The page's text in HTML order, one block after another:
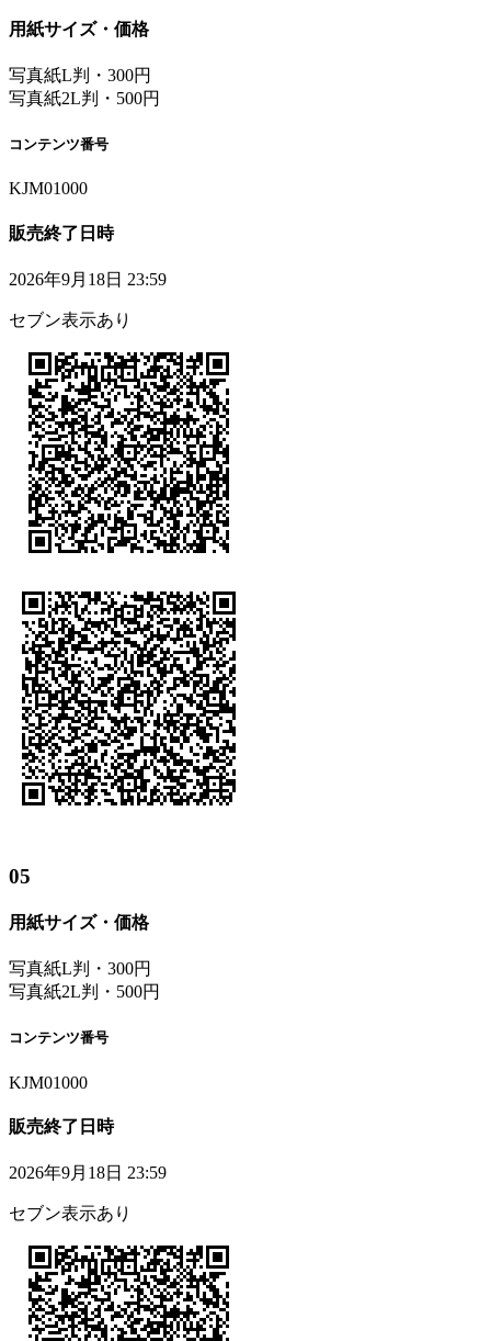
用紙サイズ・価格
写真紙L判・300円
写真紙2L判・500円
コンテンツ番号
KJM01000
販売終了日時
2026年9月18日 23:59
セブン表示あり
05
用紙サイズ・価格
写真紙L判・300円
写真紙2L判・500円
コンテンツ番号
KJM01000
販売終了日時
2026年9月18日 23:59
セブン表示あり